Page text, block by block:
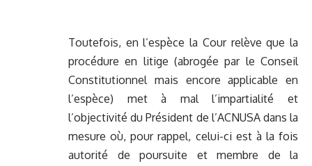
Toutefois, en l’espèce la Cour relève que la
procédure en litige (abrogée par le Conseil
Constitutionnel mais encore applicable en
l’espèce) met à mal l’impartialité et
l’objectivité du Président de l’ACNUSA dans la
mesure où, pour rappel, celui-ci est à la fois
autorité de poursuite et membre de la